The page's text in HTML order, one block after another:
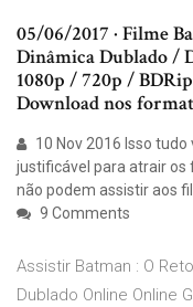
05/06/2017 · Filme
Dinâmica Dublado /
1080p / 720p /
Download nos
10 Nov 2016 Isso
justificável para atrair os
não podem assistir aos
9 Comments
Assistir Batman : O
Dublado Online Online